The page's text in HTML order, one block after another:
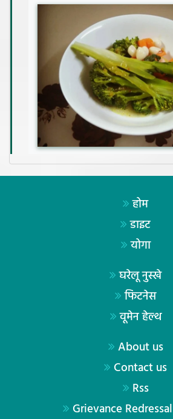
होम
डाइट
योगा
घरेलू नुस्खे
फिटनेस
वूमेन हेल्थ
About us
Contact us
Rss
Grievance